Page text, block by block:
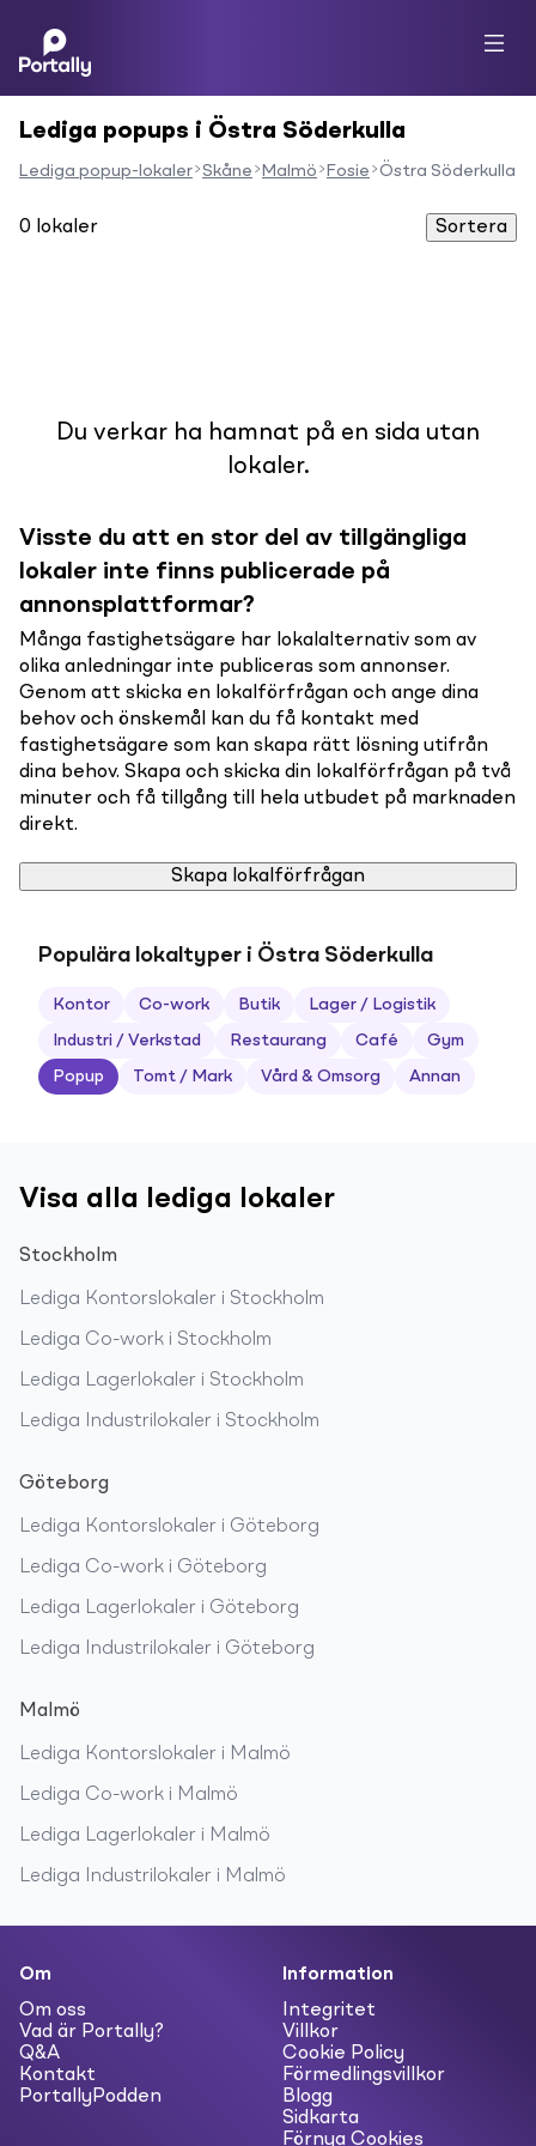
Lediga popups i Östra Söderkulla
Lediga popup-lokaler Skåne Malmö Fosie Östra Söderkulla
0 lokaler Sortera
Du verkar ha hamnat på en sida utan
lokaler.
Visste du att en stor del av tillgängliga
lokaler inte finns publicerade på
annonsplattformar?
Många fastighetsägare har lokalalternativ som av
olika anledningar inte publiceras som annonser.
Genom att skicka en lokalförfrågan och ange dina
behov och önskemål kan du få kontakt med
fastighetsägare som kan skapa rätt lösning utifrån
dina behov. Skapa och skicka din lokalförfrågan på två
minuter och få tillgång till hela utbudet på marknaden
direkt.
Skapa lokalförfrågan
Populära lokaltyper i Östra Söderkulla
Kontor Co-work Butik Lager / Logistik
Industri / Verkstad Restaurang Café Gym
Popup Tomt / Mark Vård & Omsorg Annan
Visa alla lediga lokaler
Stockholm
Lediga Kontorslokaler i Stockholm
Lediga Co-work i Stockholm
Lediga Lagerlokaler i Stockholm
Lediga Industrilokaler i Stockholm
Göteborg
Lediga Kontorslokaler i Göteborg
Lediga Co-work i Göteborg
Lediga Lagerlokaler i Göteborg
Lediga Industrilokaler i Göteborg
Malmö
Lediga Kontorslokaler i Malmö
Lediga Co-work i Malmö
Lediga Lagerlokaler i Malmö
Lediga Industrilokaler i Malmö
Om
Om oss
Vad är Portally?
Q&A
Kontakt
PortallyPodden
Information
Integritet
Villkor
Cookie Policy
Förmedlingsvillkor
Blogg
Sidkarta
Förnya Cookies